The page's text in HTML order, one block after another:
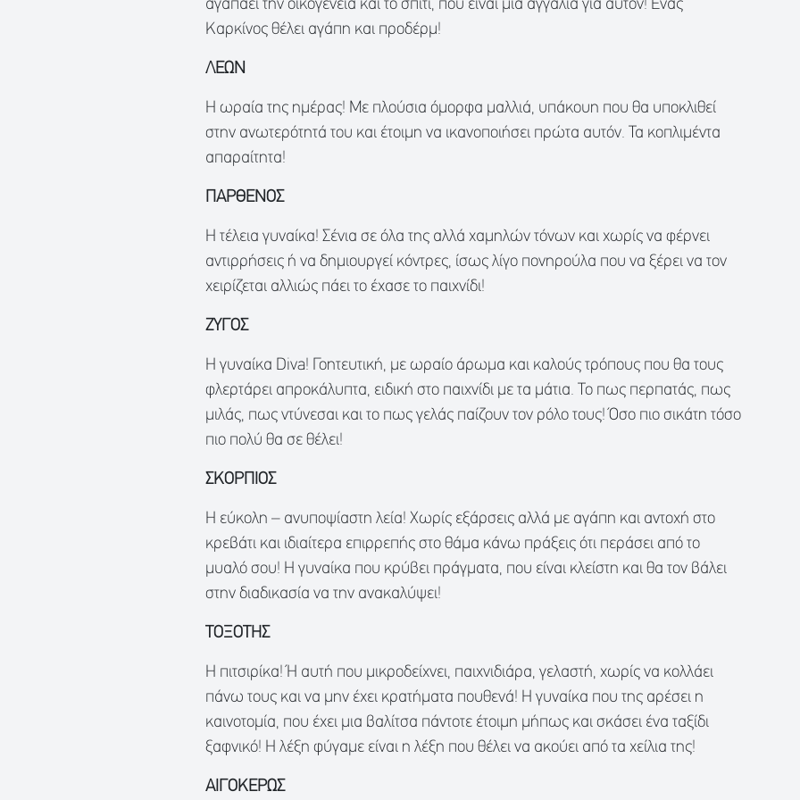
αγαπάει την οικογένεια και το σπίτι, που είναι μια αγγαλιά για αυτόν! Ένας
Καρκίνος θέλει αγάπη και προδέρμ!
ΛΕΩΝ
Η ωραία της ημέρας! Με πλούσια όμορφα μαλλιά, υπάκουη που θα υποκλιθεί
στην ανωτερότητά του και έτοιμη να ικανοποιήσει πρώτα αυτόν. Τα κοπλιμέντα
απαραίτητα!
ΠΑΡΘΕΝΟΣ
Η τέλεια γυναίκα! Σένια σε όλα της αλλά χαμηλών τόνων και χωρίς να φέρνει
αντιρρήσεις ή να δημιουργεί κόντρες, ίσως λίγο πονηρούλα που να ξέρει να τον
χειρίζεται αλλιώς πάει το έχασε το παιχνίδι!
ΖΥΓΟΣ
Η γυναίκα Diva! Γοητευτική, με ωραίο άρωμα και καλούς τρόπους που θα τους
φλερτάρει απροκάλυπτα, ειδική στο παιχνίδι με τα μάτια. Το πως περπατάς, πως
μιλάς, πως ντύνεσαι και το πως γελάς παίζουν τον ρόλο τους! Όσο πιο σικάτη τόσο
πιο πολύ θα σε θέλει!
ΣΚΟΡΠΙΟΣ
Η εύκολη – ανυποψίαστη λεία! Χωρίς εξάρσεις αλλά με αγάπη και αντοχή στο
κρεβάτι και ιδιαίτερα επιρρεπής στο θάμα κάνω πράξεις ότι περάσει από το
μυαλό σου! Η γυναίκα που κρύβει πράγματα, που είναι κλείστη και θα τον βάλει
στην διαδικασία να την ανακαλύψει!
ΤΟΞΟΤΗΣ
Η πιτσιρίκα! Ή αυτή που μικροδείχνει, παιχνιδιάρα, γελαστή, χωρίς να κολλάει
πάνω τους και να μην έχει κρατήματα πουθενά! Η γυναίκα που της αρέσει η
καινοτομία, που έχει μια βαλίτσα πάντοτε έτοιμη μήπως και σκάσει ένα ταξίδι
ξαφνικό! Η λέξη φύγαμε είναι η λέξη που θέλει να ακούει από τα χείλια της!
ΑΙΓΟΚΕΡΩΣ